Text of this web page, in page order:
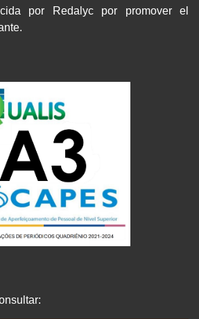
por Redalyc por promover el